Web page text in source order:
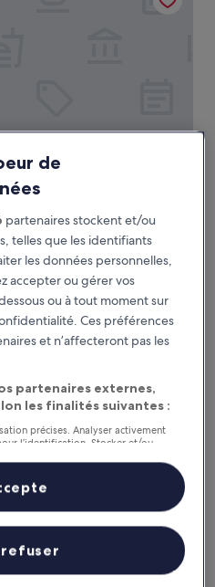
Le
nouveau
prix
est
155 €
taxes et frais compris
de
partenaires stockent et/ou
telles que les identifiants
les données personnelles,
accepter ou gérer vos
ou à tout moment sur
Ces préférences
et n’affecteront pas les
partenaires externes,
les finalités suivantes :
précises. Analyser activement
l’identification. Stocker et/ou
des publicités et du contenu,
de services.